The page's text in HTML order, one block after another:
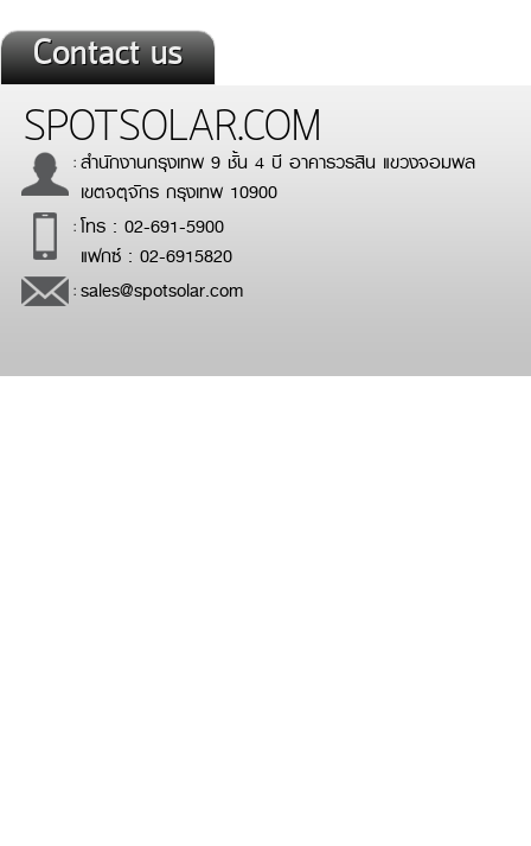
Contact us
SPOTSOLAR.COM
: สำนักงานกรุงเทพ 9 ชั้น 4 บี อาคารวรสิน แขวงจอมพล
เขตจตุจักร กรุงเทพ 10900
: โทร : 02-691-5900
แฟกซ์ : 02-6915820
: sales@spotsolar.com